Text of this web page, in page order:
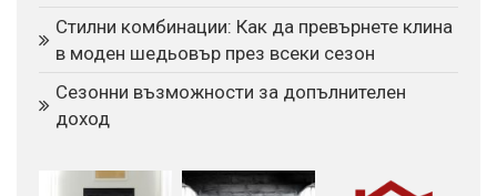
Стилни комбинации: Как да превърнете клина
в моден шедьовър през всеки сезон
Сезонни възможности за допълнителен
доход